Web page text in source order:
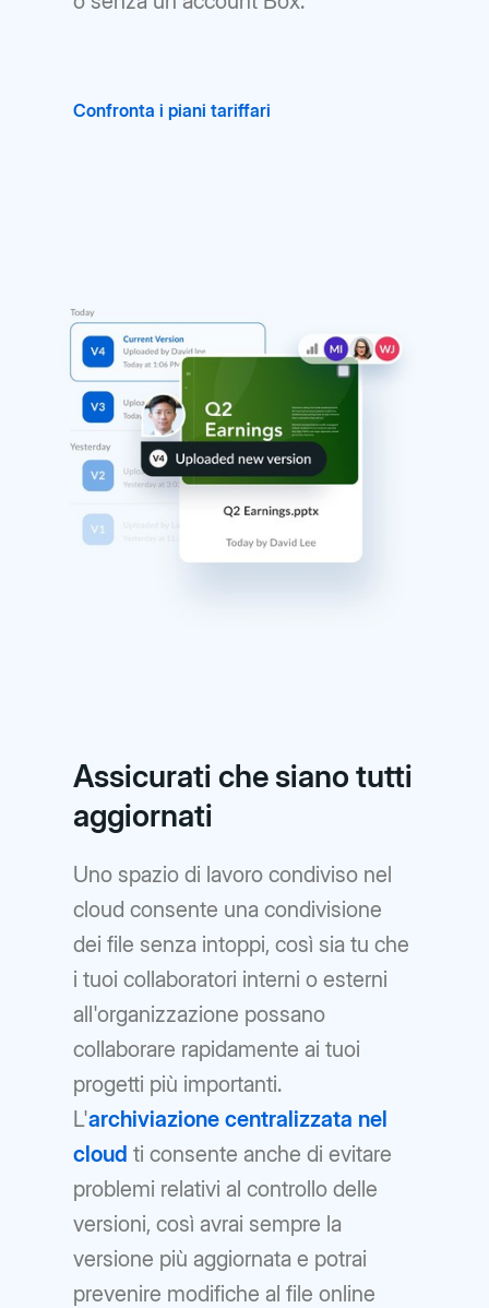
Confronta i piani tariffari
Assicurati che siano tutti
aggiornati
Uno spazio di lavoro condiviso nel
cloud consente una condivisione
dei file senza intoppi, così sia tu che
i tuoi collaboratori interni o esterni
all'organizzazione possano
collaborare rapidamente ai tuoi
progetti più importanti.
L'archiviazione centralizzata nel
cloud ti consente anche di evitare
problemi relativi al controllo delle
versioni, così avrai sempre la
versione più aggiornata e potrai
prevenire modifiche al file online